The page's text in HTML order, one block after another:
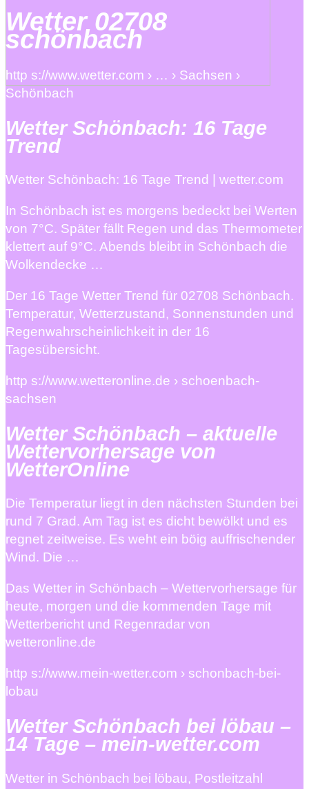
Wetter 02708
schönbach
http s://www.wetter.com › … › Sachsen ›
Schönbach
Wetter Schönbach: 16 Tage
Trend
Wetter Schönbach: 16 Tage Trend | wetter.com
In Schönbach ist es morgens bedeckt bei Werten
von 7°C. Später fällt Regen und das Thermometer
klettert auf 9°C. Abends bleibt in Schönbach die
Wolkendecke …
Der 16 Tage Wetter Trend für 02708 Schönbach.
Temperatur, Wetterzustand, Sonnenstunden und
Regenwahrscheinlichkeit in der 16
Tagesübersicht.
http s://www.wetteronline.de › schoenbach-
sachsen
Wetter Schönbach – aktuelle
Wettervorhersage von
WetterOnline
Die Temperatur liegt in den nächsten Stunden bei
rund 7 Grad. Am Tag ist es dicht bewölkt und es
regnet zeitweise. Es weht ein böig auffrischender
Wind. Die …
Das Wetter in Schönbach – Wettervorhersage für
heute, morgen und die kommenden Tage mit
Wetterbericht und Regenradar von
wetteronline.de
http s://www.mein-wetter.com › schonbach-bei-
lobau
Wetter Schönbach bei löbau –
14 Tage – mein-wetter.com
Wetter in Schönbach bei löbau, Postleitzahl